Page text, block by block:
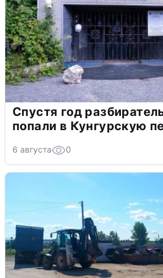
Спустя год
попали в Кунгурскую
6 августа 0